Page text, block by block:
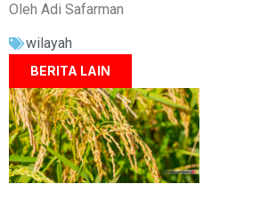
Oleh Adi Safarman
wilayah
BERITA LAIN